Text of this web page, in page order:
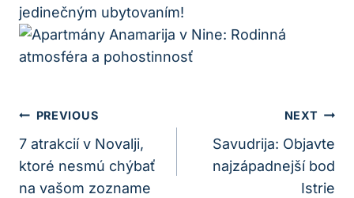
jedinečným ubytovaním!
Navigácia
V
Článku
PREVIOUS
7 atrakcií v Novalji,
ktoré nesmú chýbať
na vašom zozname
NEXT
Savudrija: Objavte
najzápadnejší bod
Istrie